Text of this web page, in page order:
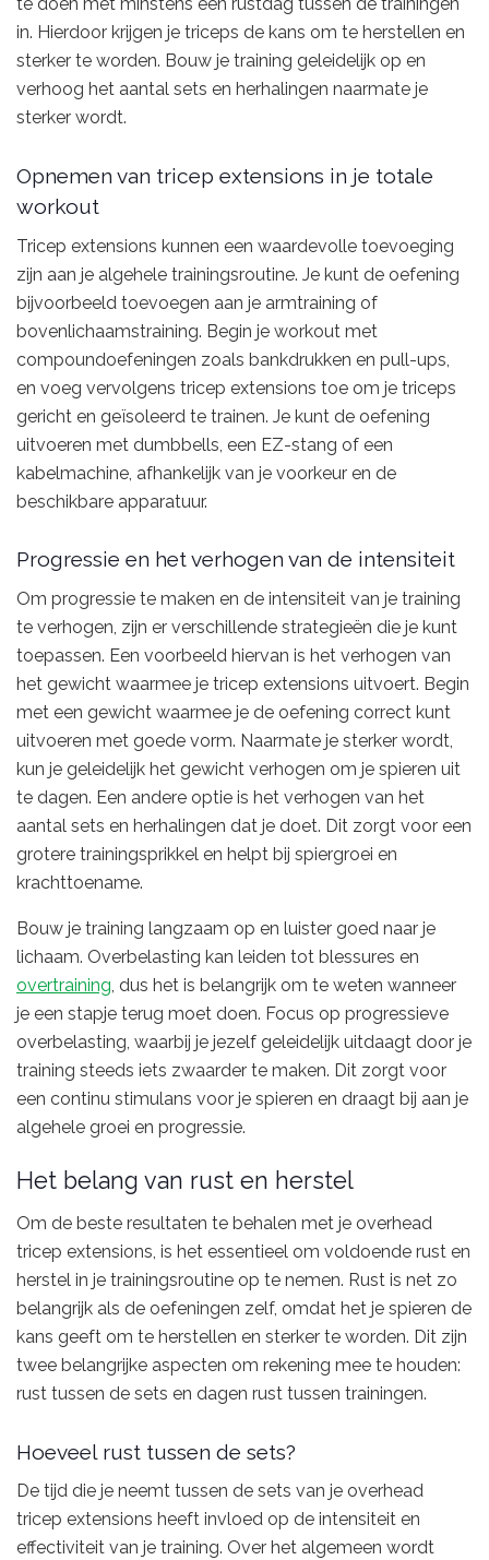
te doen met minstens één rustdag tussen de trainingen
in. Hierdoor krijgen je triceps de kans om te herstellen en
sterker te worden. Bouw je training geleidelijk op en
verhoog het aantal sets en herhalingen naarmate je
sterker wordt.
Opnemen van tricep extensions in je totale
workout
Tricep extensions kunnen een waardevolle toevoeging
zijn aan je algehele trainingsroutine. Je kunt de oefening
bijvoorbeeld toevoegen aan je armtraining of
bovenlichaamstraining. Begin je workout met
compoundoefeningen zoals bankdrukken en pull-ups,
en voeg vervolgens tricep extensions toe om je triceps
gericht en geïsoleerd te trainen. Je kunt de oefening
uitvoeren met dumbbells, een EZ-stang of een
kabelmachine, afhankelijk van je voorkeur en de
beschikbare apparatuur.
Progressie en het verhogen van de intensiteit
Om progressie te maken en de intensiteit van je training
te verhogen, zijn er verschillende strategieën die je kunt
toepassen. Een voorbeeld hiervan is het verhogen van
het gewicht waarmee je tricep extensions uitvoert. Begin
met een gewicht waarmee je de oefening correct kunt
uitvoeren met goede vorm. Naarmate je sterker wordt,
kun je geleidelijk het gewicht verhogen om je spieren uit
te dagen. Een andere optie is het verhogen van het
aantal sets en herhalingen dat je doet. Dit zorgt voor een
grotere trainingsprikkel en helpt bij spiergroei en
krachttoename.
Bouw je training langzaam op en luister goed naar je
lichaam. Overbelasting kan leiden tot blessures en
overtraining , dus het is belangrijk om te weten wanneer
je een stapje terug moet doen. Focus op progressieve
overbelasting, waarbij je jezelf geleidelijk uitdaagt door je
training steeds iets zwaarder te maken. Dit zorgt voor
een continu stimulans voor je spieren en draagt bij aan je
algehele groei en progressie.
Het belang van rust en herstel
Om de beste resultaten te behalen met je overhead
tricep extensions, is het essentieel om voldoende rust en
herstel in je trainingsroutine op te nemen. Rust is net zo
belangrijk als de oefeningen zelf, omdat het je spieren de
kans geeft om te herstellen en sterker te worden. Dit zijn
twee belangrijke aspecten om rekening mee te houden:
rust tussen de sets en dagen rust tussen trainingen.
Hoeveel rust tussen de sets?
De tijd die je neemt tussen de sets van je overhead
tricep extensions heeft invloed op de intensiteit en
effectiviteit van je training. Over het algemeen wordt